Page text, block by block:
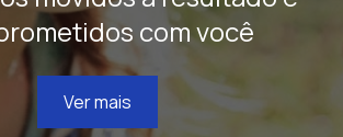
com você
Ver mais